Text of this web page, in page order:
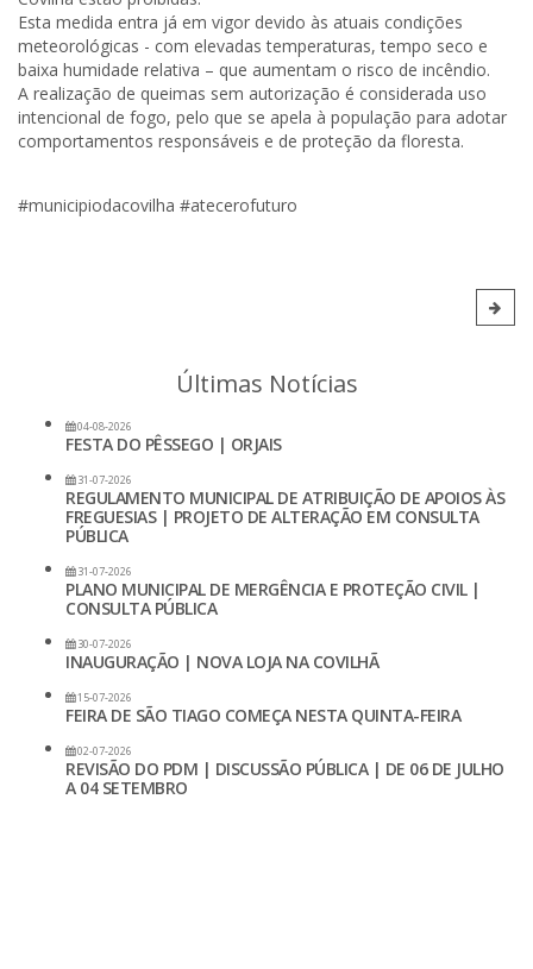
Esta medida entra já em vigor devido às atuais condições
meteorológicas - com elevadas temperaturas, tempo seco e
baixa humidade relativa – que aumentam o risco de incêndio.
A realização de queimas sem autorização é considerada uso
intencional de fogo, pelo que se apela à população para adotar
comportamentos responsáveis e de proteção da floresta.
#municipiodacovilha #atecerofuturo
Últimas Notícias
04-08-2026
FESTA DO PÊSSEGO | ORJAIS
31-07-2026
REGULAMENTO MUNICIPAL DE ATRIBUIÇÃO DE APOIOS ÀS
FREGUESIAS | PROJETO DE ALTERAÇÃO EM CONSULTA
PÚBLICA
31-07-2026
PLANO MUNICIPAL DE MERGÊNCIA E PROTEÇÃO CIVIL |
CONSULTA PÚBLICA
30-07-2026
INAUGURAÇÃO | NOVA LOJA NA COVILHÃ
15-07-2026
FEIRA DE SÃO TIAGO COMEÇA NESTA QUINTA-FEIRA
02-07-2026
REVISÃO DO PDM | DISCUSSÃO PÚBLICA | DE 06 DE JULHO
A 04 SETEMBRO